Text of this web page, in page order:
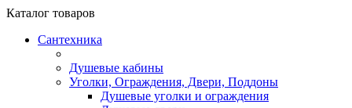
Каталог товаров
Сантехника
Душевые кабины
Уголки, Ограждения, Двери, Поддоны
Душевые уголки и ограждения